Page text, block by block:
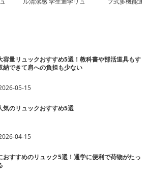
容量リュックおすすめ5選！教科書や部活道具もす
納できて肩への負担も少ない
05-15
気のリュックおすすめ5選
04-15
おすすめのリュック5選！通学に便利で荷物がたっ